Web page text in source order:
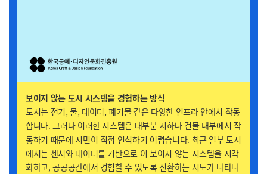
보이지 않는 도시 시스템을 경험하는 방식
도시는 전기, 물, 데이터, 폐기물 같은 다양한 인프라 안에서 작동
합니다. 그러나 이러한 시스템은 대부분 지하나 건물 내부에서 작
동하기 때문에 시민이 직접 인식하기 어렵습니다. 최근 일부 도시
에서는 센서와 데이터를 기반으로 이 보이지 않는 시스템을 시각
화하고, 공공공간에서 경험할 수 있도록 전환하는 시도가 나타나